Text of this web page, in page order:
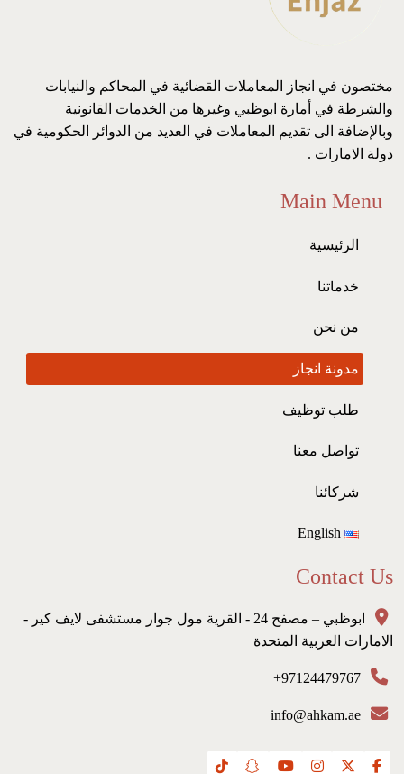
مختصون في انجاز المعاملات القضائية في المحاكم والنيابات
والشرطة في أمارة ابوظبي وغيرها من الخدمات القانونية
وبالإضافة الى تقديم المعاملات في العديد من الدوائر الحكومية في
دولة الامارات .
Main Menu
الرئيسية
خدماتنا
من نحن
مدونة انجاز
طلب توظيف
تواصل معنا
شركائنا
English
Contact Us
ابوظبي – مصفح 24 - القرية مول جوار مستشفى لايف كير -
الامارات العربية المتحدة
97124479767+
info@ahkam.ae